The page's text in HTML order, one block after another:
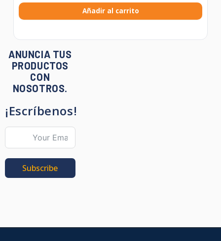
Añadir al carrito
ANUNCIA TUS
PRODUCTOS
CON
NOSOTROS.
¡Escríbenos!
Subscribe